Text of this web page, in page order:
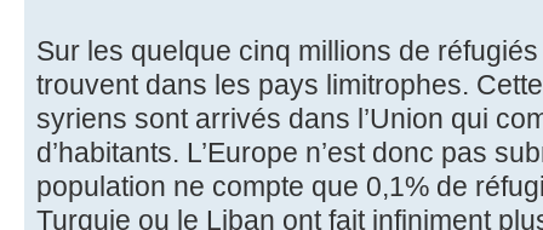
Sur les quelque cinq millions de
trouvent dans les pays limitrophes.
syriens sont arrivés dans l’Union qui
d’habitants. L’Europe n’est donc pas
population ne compte que 0,1% de
Turquie ou le Liban ont fait infiniment